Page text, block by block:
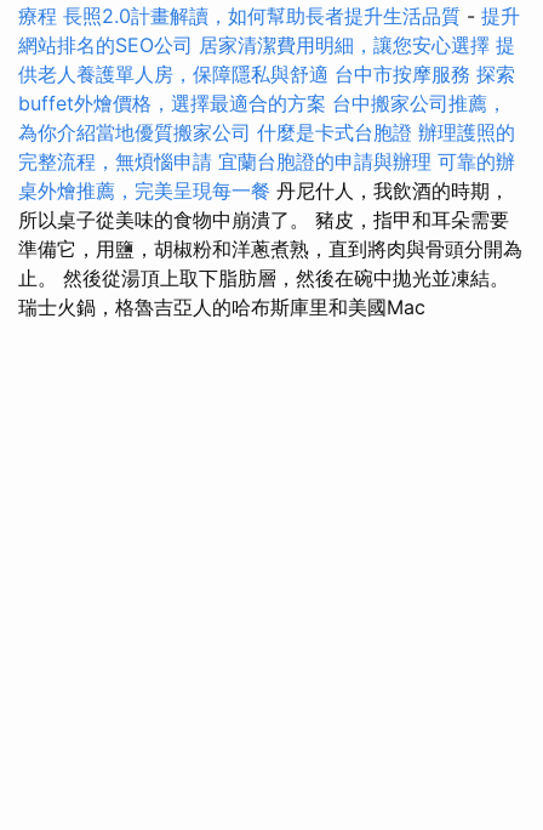
療程 長照2.0計畫解讀，如何幫助長者提升生活品質 - 提升
網站排名的SEO公司 居家清潔費用明細，讓您安心選擇 提
供老人養護單人房，保障隱私與舒適 台中市按摩服務 探索
buffet外燴價格，選擇最適合的方案 台中搬家公司推薦，
為你介紹當地優質搬家公司 什麼是卡式台胞證 辦理護照的
完整流程，無煩惱申請 宜蘭台胞證的申請與辦理 可靠的辦
桌外燴推薦，完美呈現每一餐 丹尼什人，我飲酒的時期，
所以桌子從美味的食物中崩潰了。 豬皮，指甲和耳朵需要
準備它，用鹽，胡椒粉和洋蔥煮熟，直到將肉與骨頭分開為
止。 然後從湯頂上取下脂肪層，然後在碗中拋光並凍結。
瑞士火鍋，格魯吉亞人的哈布斯庫里和美國Mac